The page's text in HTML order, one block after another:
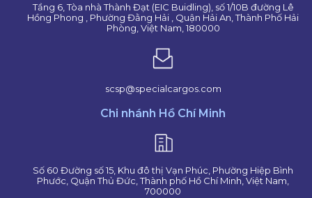
Tầng 6, Tòa nhà Thành Đạt (EIC Buidling), số 1/10B đường Lê
Hồng Phong , Phường Đằng Hải , Quận Hải An, Thành Phố Hải
Phòng, Việt Nam, 180000
scsp@specialcargos.com
Chi nhánh Hồ Chí Minh
Số 60 Đường số 15, Khu đô thị Vạn Phúc, Phường Hiệp Bình
Phước, Quận Thủ Đức, Thành phố Hồ Chí Minh, Việt Nam,
700000